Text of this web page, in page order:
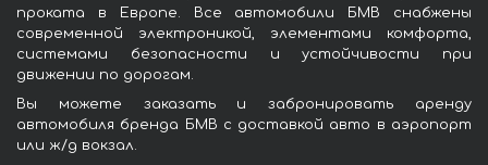
проката в Европе. Все автомобили БМВ снабжены
современной электроникой, элементами комфорта,
системами безопасности и устойчивости при
движении по дорогам.
Вы можете заказать и забронировать аренду
автомобиля бренда БМВ с доставкой авто в аэропорт
или ж/д вокзал.